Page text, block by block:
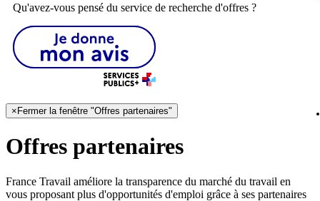
Qu'avez-vous pensé du service de recherche d'offres ?
×Fermer la fenêtre "Offres partenaires"
Offres partenaires
France Travail améliore la transparence du marché du travail en
vous proposant plus d'opportunités d'emploi grâce à ses partenaires